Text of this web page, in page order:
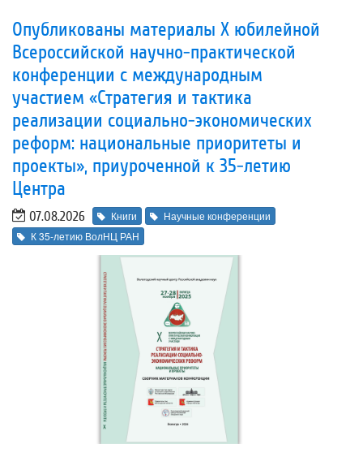
Опубликованы материалы X юбилейной
Всероссийской научно-практической
конференции с международным
участием «Стратегия и тактика
реализации социально-экономических
реформ: национальные приоритеты и
проекты», приуроченной к 35-летию
Центра
07.08.2026 Книги
Научные конференции
К 35-летию ВолНЦ РАН